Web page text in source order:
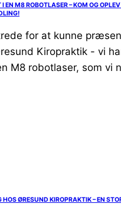
EN M8 ROBOTLASER – KOM OG
for at kunne
Kiropraktik - vi
M8 robotlaser, som vi
ØRESUND KIROPRAKTIK – EN